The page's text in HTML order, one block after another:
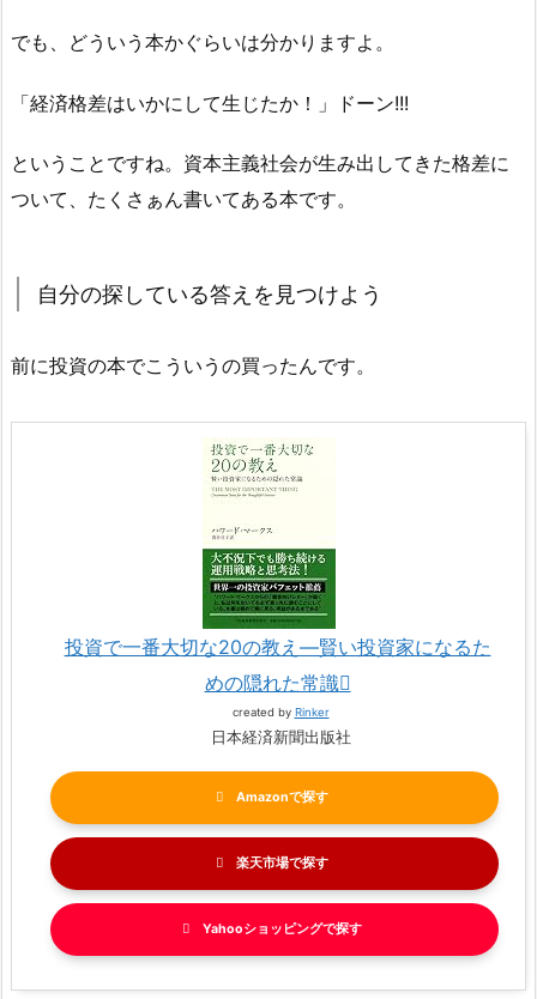
でも、どういう本かぐらいは分かりますよ。
「経済格差はいかにして生じたか！」ドーン!!!
ということですね。資本主義社会が生み出してきた格差に
ついて、たくさぁん書いてある本です。
自分の探している答えを見つけよう
前に投資の本でこういうの買ったんです。
投資で一番大切な20の教え―賢い投資家になるた
めの隠れた常識
created by Rinker
日本経済新聞出版社
Amazon
楽天市場
Yahooショッピング